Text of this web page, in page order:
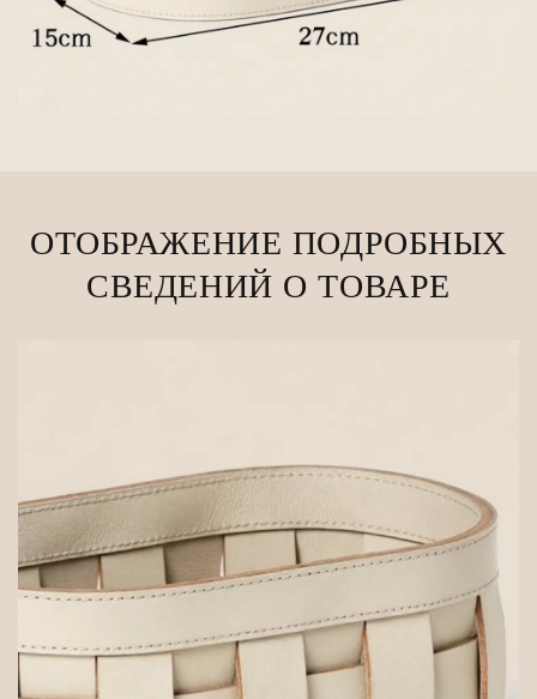
ОТОБРАЖЕНИЕ ПОДРОБНЫХ
СВЕДЕНИЙ О ТОВАРЕ